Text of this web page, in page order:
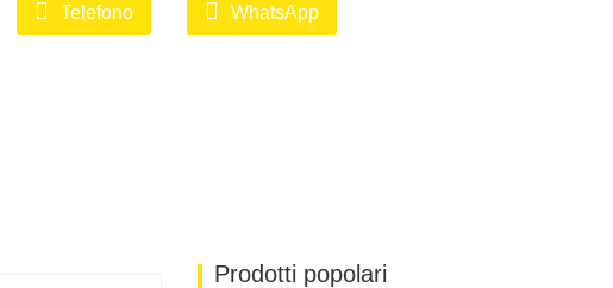
Telefono WhatsApp
Prodotti popolari